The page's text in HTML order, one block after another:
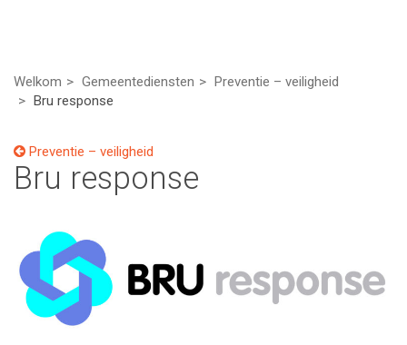
Welkom Gemeentediensten
Preventie – veiligheid
Bru response
Preventie – veiligheid
Bru response